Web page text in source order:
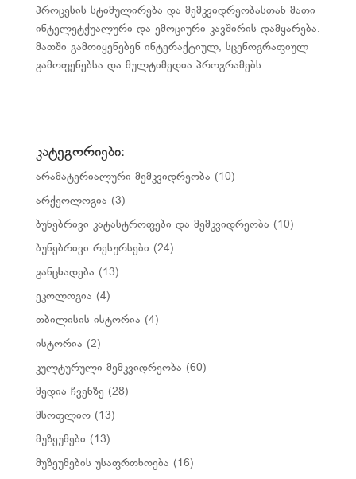
პროცესის სტიმულირება და მემკვიდრეობასთან მათი
ინტელეტქუალური და ემოციური კავშირის დამყარება.
მათში გამოიყენებენ ინტერაქტიულ, სცენოგრაფიულ
გამოფენებსა და მულტიმედია პროგრამებს.
კატეგორიები:
არამატერიალური მემკვიდრეობა (10)
არქეოლოგია (3)
ბუნებრივი კატასტროფები და მემკვიდრეობა (10)
ბუნებრივი რესურსები (24)
განცხადება (13)
ეკოლოგია (4)
თბილისის ისტორია (4)
ისტორია (2)
კულტურული მემკვიდრეობა (60)
მედია ჩვენზე (28)
მსოფლიო(13)
მუზეუმები (13)
მუზეუმების უსაფრთხოება (16)